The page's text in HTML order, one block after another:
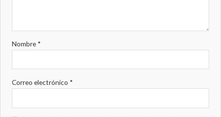
Nombre *
Correo electrónico *